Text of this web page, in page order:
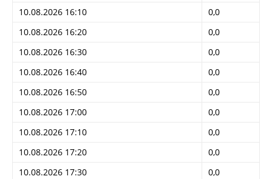
10.08.2026 16:10
0,0
10.08.2026 16:20
0,0
10.08.2026 16:30
0,0
10.08.2026 16:40
0,0
10.08.2026 16:50
0,0
10.08.2026 17:00
0,0
10.08.2026 17:10
0,0
10.08.2026 17:20
0,0
10.08.2026 17:30
0,0